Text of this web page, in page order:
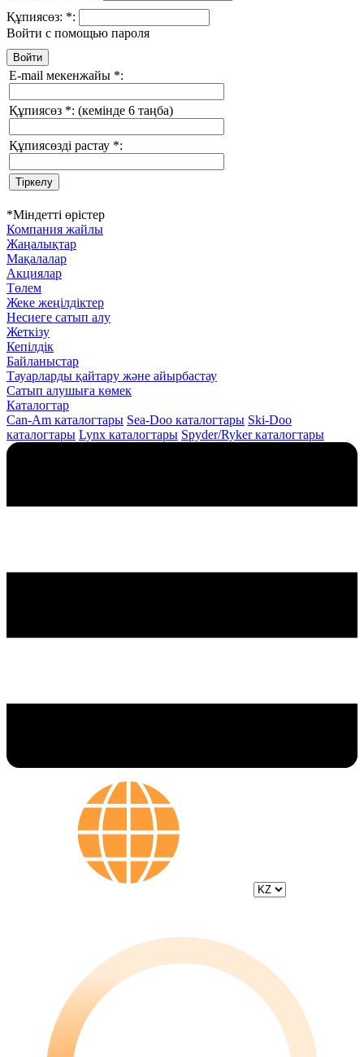
Құпиясөз: *:
Войти с помощью пароля
E-mail мекенжайы *:
Құпиясөз *: (кемінде 6 таңба)
Құпиясөзді растау *:
*Міндетті өрістер
Компания жайлы
Жаңалықтар
Мақалалар
Акциялар
Төлем
Жеке жеңілдіктер
Несиеге сатып алу
Жеткізу
Кепілдік
Байланыстар
Тауарларды қайтару және айырбастау
Сатып алушыға көмек
Каталогтар
Can-Am каталогтары Sea-Doo каталогтары Ski-Doo
каталогтары Lynx каталогтары Spyder/Ryker каталогтары